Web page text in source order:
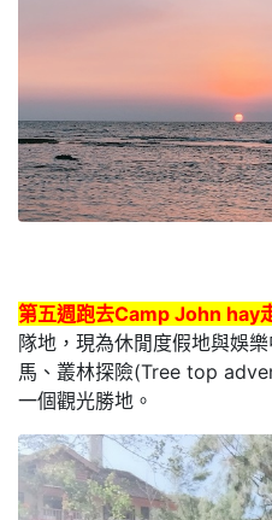
第五週跑去Camp John hay
隊地，現為休閒度假地與娛
馬、叢林探險(Tree top
一個觀光勝地。